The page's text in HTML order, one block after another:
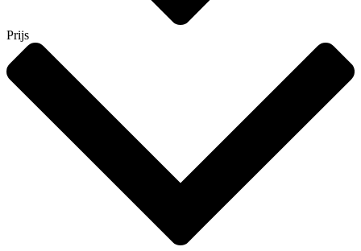
Prijs